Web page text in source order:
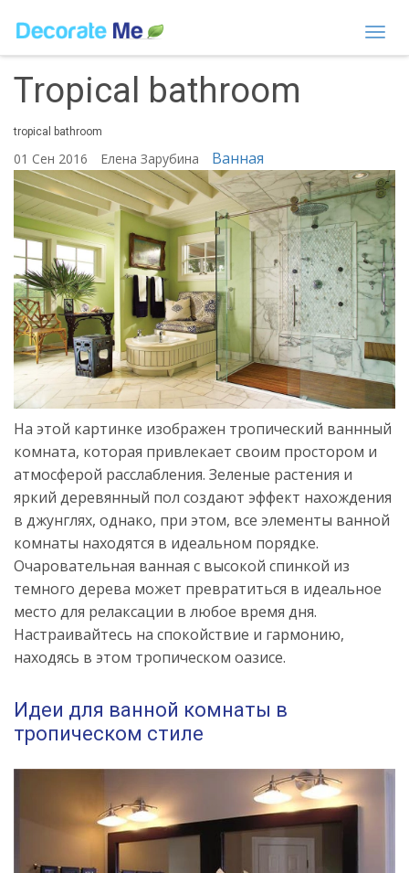
Tropical bathroom
tropical bathroom
01 Сен 2016 Елена Зарубина Ванная
На этой картинке изображен тропический ваннный
комната, которая привлекает своим простором и
атмосферой расслабления. Зеленые растения и
яркий деревянный пол создают эффект нахождения
в джунглях, однако, при этом, все элементы ванной
комнаты находятся в идеальном порядке.
Очаровательная ванная с высокой спинкой из
темного дерева может превратиться в идеальное
место для релаксации в любое время дня.
Настраивайтесь на спокойствие и гармонию,
находясь в этом тропическом оазисе.
Идеи для ванной комнаты в
тропическом стиле